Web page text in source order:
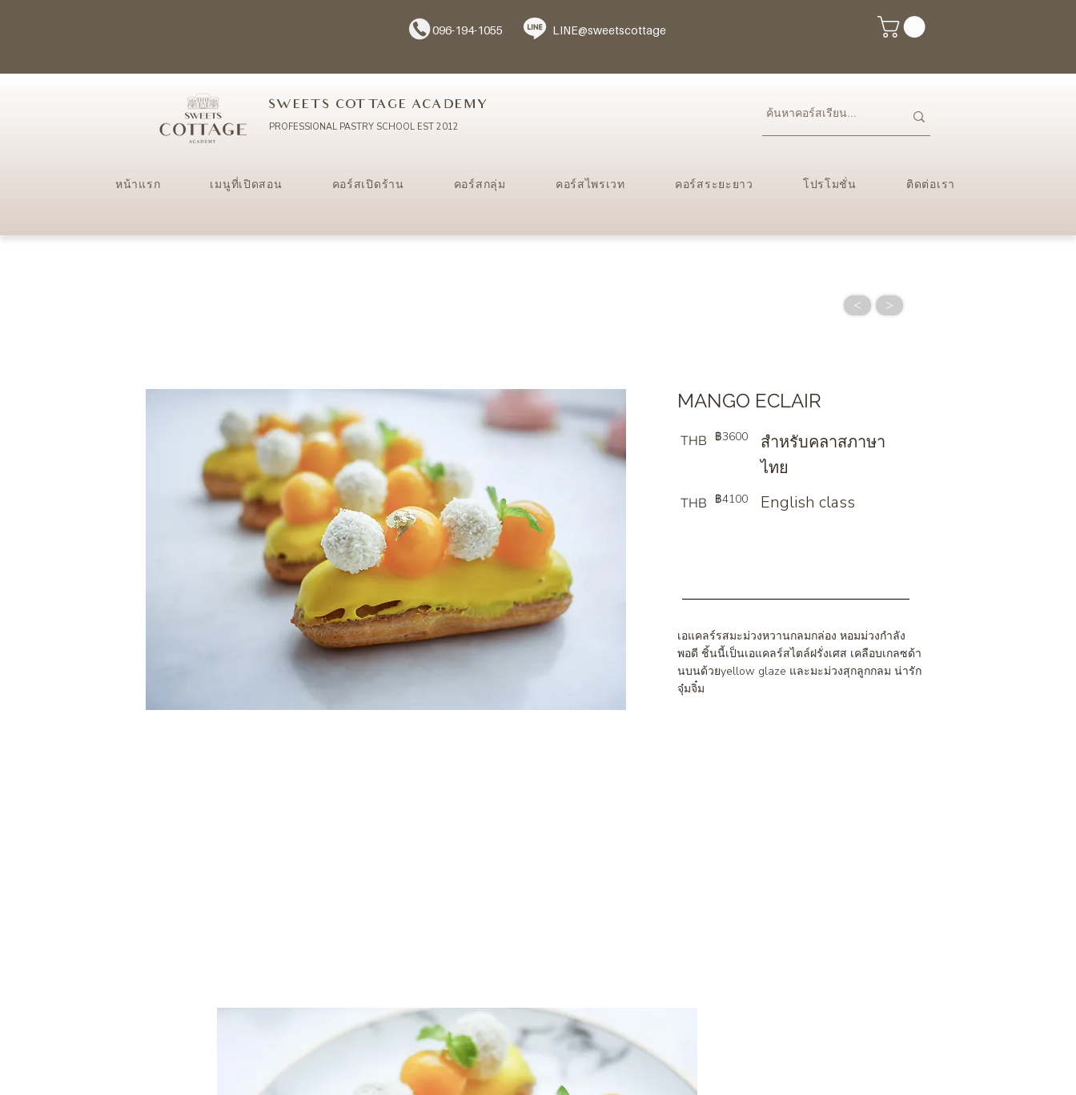
096-194-1055 LINE@sweetscottage
SWEETS COTTAGE ACADEMY
PROFESSIONAL PASTRY SCHOOL EST 2012
หน้าแรก เมนูที่เปิดสอน คอร์สเปิดร้าน คอร์สกลุ่ม คอร์สไพรเวท คอร์สระยะยาว โปรโมชั่น ติดต่อเรา
< >
MANGO ECLAIR
สำหรับคลาสภาษา
ไทย
THB ฿3600
English class
THB ฿4100
เอแคลร์รสมะม่วงหวานกลมกล่อง หอมม่วงกำลัง
พอดี ชิ้นนี้เป็นเอแคลร์สไตล์ฝรั่งเศส เคลือบเกลซด้า
นบนด้วยyellow glaze และมะม่วงสุกลูกกลม น่ารัก
จุ๋มจิ๋ม